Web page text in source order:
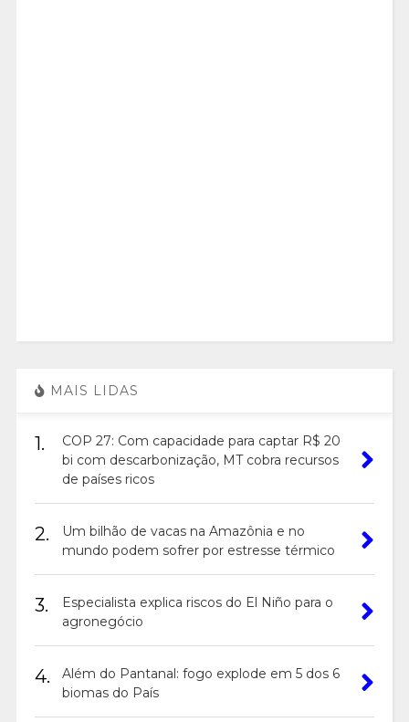
MAIS LIDAS
1.
COP 27: Com capacidade para captar R$ 20
bi com descarbonização, MT cobra recursos
de países ricos
2.
Um bilhão de vacas na Amazônia e no
mundo podem sofrer por estresse térmico
3.
Especialista explica riscos do El Niño para o
agronegócio
4.
Além do Pantanal: fogo explode em 5 dos 6
biomas do País